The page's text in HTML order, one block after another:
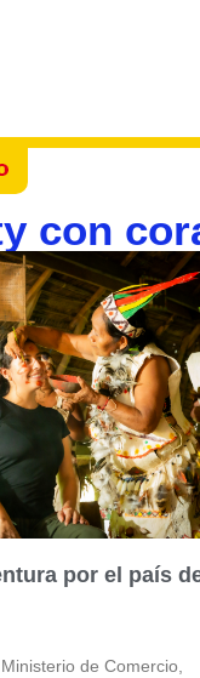
con
por el país
de Comercio,